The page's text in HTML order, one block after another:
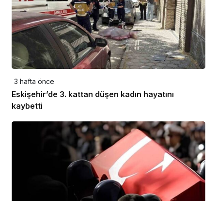
3 hafta önce
Eskişehir’de 3. kattan düşen kadın hayatını
kaybetti